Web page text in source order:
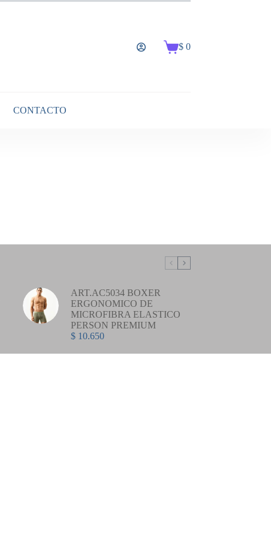
Carro
$0
CONTACTO
ART.AC5034 BOXER
ERGONOMICO DE
MICROFIBRA ELASTICO
PERSON PREMIUM
$10.650